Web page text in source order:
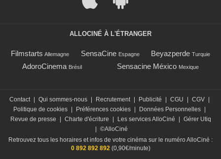
ALLOCINÉ À L'ÉTRANGER
Filmstarts Allemagne SensaCine Espagne Beyazperde Turquie
AdoroCinema Brésil Sensacine México Mexique
Contact | Qui sommes-nous | Recrutement | Publicité | CGU | CGV |
Politique de cookies | Préférences cookies | Données Personnelles |
Revue de presse
| Charte d'écriture | Les services AlloCiné | Gérer Utiq
| ©AlloCiné
Retrouvez tous les horaires et infos de votre cinéma sur le numéro AlloCiné :
0 892 892 892(0,90€/minute)